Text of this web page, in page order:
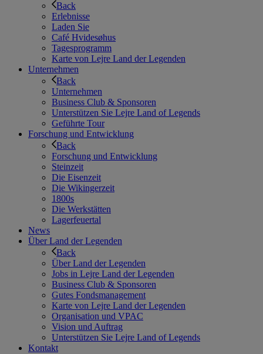
Back
Erlebnisse
Laden Sie
Café Hvidesøhus
Tagesprogramm
Karte von Lejre Land der Legenden
Unternehmen
Back
Unternehmen
Business Club & Sponsoren
Unterstützen Sie Lejre Land of Legends
Geführte Tour
Forschung und Entwicklung
Back
Forschung und Entwicklung
Steinzeit
Die Eisenzeit
Die Wikingerzeit
1800s
Die Werkstätten
Lagerfeuertal
News
Über Land der Legenden
Back
Über Land der Legenden
Jobs in Lejre Land der Legenden
Business Club & Sponsoren
Gutes Fondsmanagement
Karte von Lejre Land der Legenden
Organisation und VPAC
Vision und Auftrag
Unterstützen Sie Lejre Land of Legends
Kontakt